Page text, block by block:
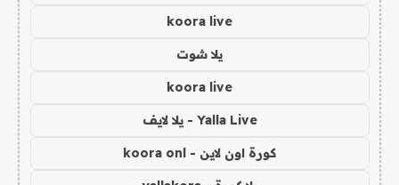
koora live
يلا شوت
koora live
Yalla Live - يلا لايف
كورة اون لاين - koora onl